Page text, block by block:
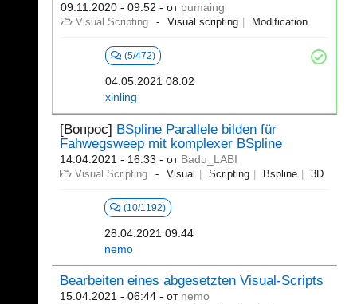
09.11.2020 - 09:52 - от pumaing
Visual Scripting Visual scripting Modification
(5/472)
04.05.2021 08:02
xinling
[Вопрос] BSpline Parallele bilden für
Fahwegsweep mit komplexer BSpline
14.04.2021 - 16:33 - от Badu_LABI
Visual Scripting Visual Scripting Bspline 3D
(10/1192)
28.04.2021 09:44
nemo
Bearbeiten eines abgesetzten Visual-Scripts
15.04.2021 - 06:44 - от nemo